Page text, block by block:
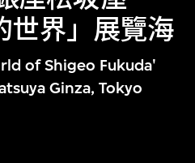
世界」展覽海
of Shigeo Fukuda'
Ginza, Tokyo